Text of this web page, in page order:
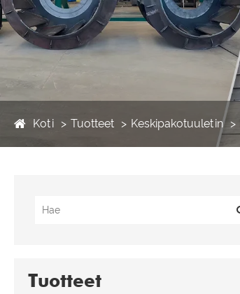
Koti Tuotteet Keskipakotuuletin
Tuotteet